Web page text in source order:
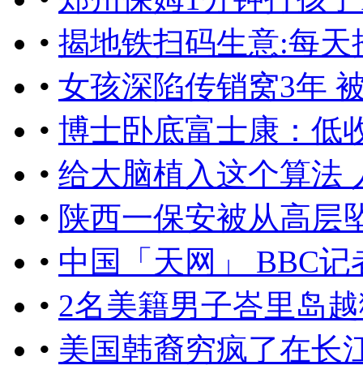
• 揭地铁扫码生意:每
• 女孩深陷传销窝3年
• 博士卧底富士康：低
• 给大脑植入这个算法
• 陕西一保安被从高层
• 中国「天网」 BBC
• 2名美籍男子峇里岛
• 美国韩裔穷疯了在长